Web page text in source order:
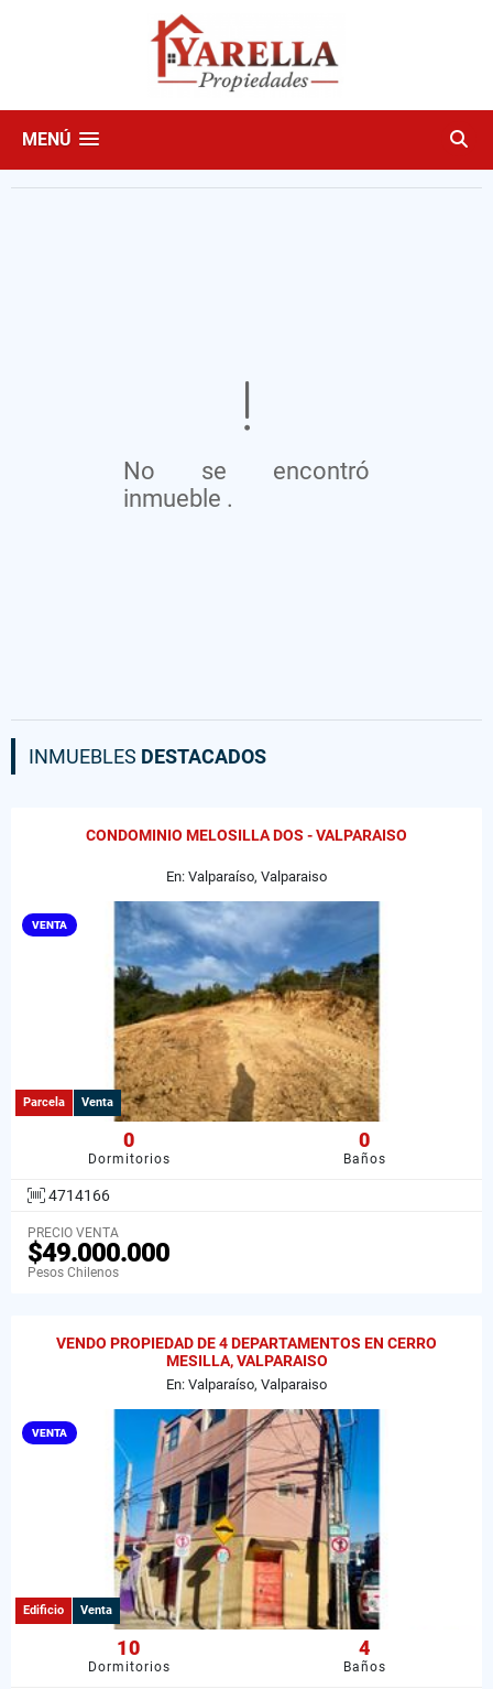
MENÚ
No se encontró
inmueble .
INMUEBLES DESTACADOS
CONDOMINIO MELOSILLA DOS - VALPARAISO
En: Valparaíso, Valparaiso
VENTA
Parcela Venta
0
Dormitorios
0
Baños
4714166
PRECIO VENTA
$49.000.000
Pesos Chilenos
VENDO PROPIEDAD DE 4 DEPARTAMENTOS EN CERRO
MESILLA, VALPARAISO
En: Valparaíso, Valparaiso
VENTA
Edificio Venta
10
Dormitorios
4
Baños